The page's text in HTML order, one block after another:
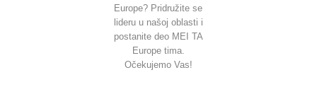
Europe? Pridružite se
lideru u našoj oblasti i
postanite deo MEI TA
Europe tima.
Očekujemo Vas!